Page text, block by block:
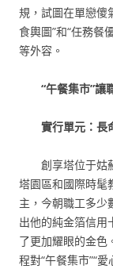
規，試圖在單戀傻
食輿圖”和“任務餐
等外容。
“午餐集市”讓
實行單元：長
創享塔位于姑
塔園區和國際時髦
主，今朝職工多少
出他的純金箔信用
了更加耀眼的金色
程對“午餐集市”“